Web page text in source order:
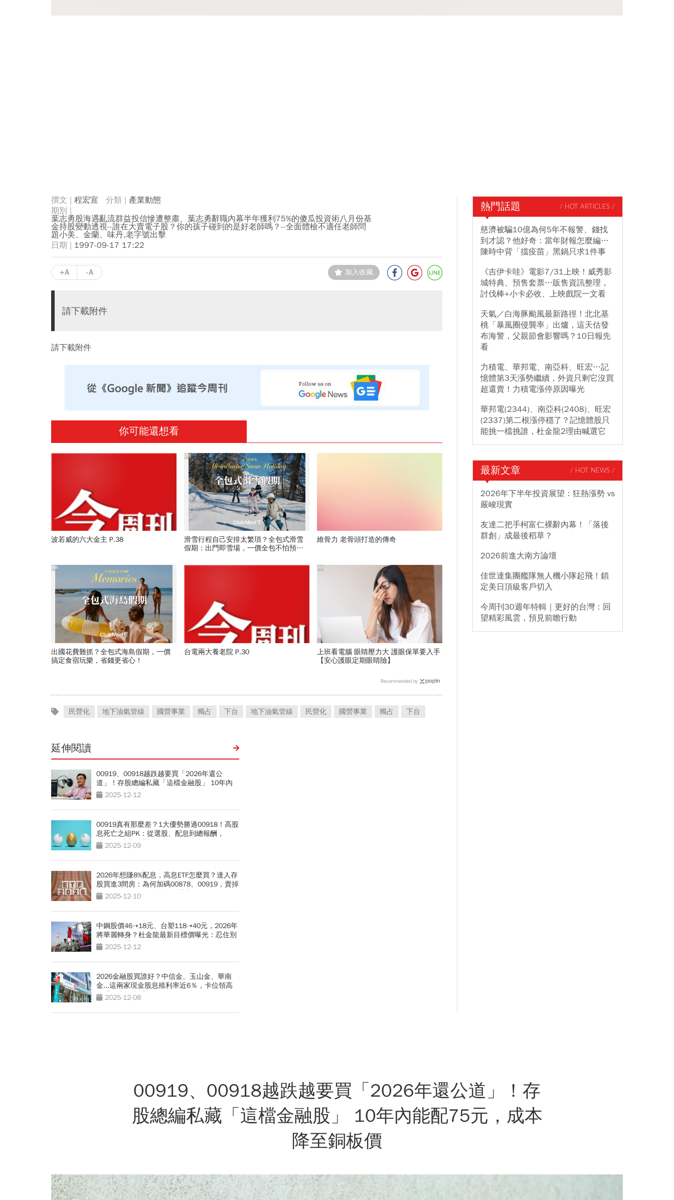
程宏宣
產業動態
葉志勇股海遇亂流群益投信慘遭整肅、葉志勇辭職內幕半年獲利75%的傻瓜投資術八月份基
金持股變動透視--誰在大賣電子股？你的孩子碰到的是好老師嗎？--全面體檢不適任老師問
題小美、金蘭、味丹,老字號出擊
1997-09-17 17:22
+A -A 加入收藏
請下載附件
請下載附件
你可能還想看
波若威的六大金主 P.38
滑雪行程自己安排太繁瑣？全包式滑雪
假期：出門即雪場，一價全包不怕預算
PR
維骨力 老骨頭打造的傳奇
出國花費難抓？全包式海島假期，一價
搞定食宿玩樂，省錢更省心！
PR
台電兩大養老院 P.30
上班看電腦 眼睛壓力大 護眼保單要入手
【安心護眼定期眼睛險】
PR
Recommended by
民營化 地下油氣管線 國營事業 獨占 下台 地下油氣管線 民營化 國營事業 獨占 下台
延伸閱讀
00919、00918越跌越要買「2026年還公
道」！存股總編私藏「這檔金融股」 10年內
能配75元，成本降至銅板價
2025-12-12
00919真有那麼差？1大優勢勝過00918！高股
息死亡之組PK：從選股、配息到總報酬，
2026存股卡位選誰好？
2025-12-09
2026年想賺8%配息，高息ETF怎麼買？達人存
股買進3間房：為何加碼00878、00919，賣掉
00940、00939...口袋名單曝光
2025-12-10
中鋼股價46➝18元、台塑118➝40元，2026年
將華麗轉身？杜金龍最新目標價曝光：忍住別
賣，坐等「歹子養老爸」
2025-12-12
2026金融股買誰好？中信金、玉山金、華南
金...這兩家現金股息殖利率近6％，卡位領高
息「一表搶先看」
2025-12-08
熱門話題 / HOT ARTICLES /
慈濟被騙10億為何5年不報警、錢找
到才認？他好奇：當年財報怎麼編…
陳時中背「擋疫苗」黑鍋只求1件事
《吉伊卡哇》電影7/31上映！威秀影
城特典、預售套票…販售資訊整理，
討伐棒+小卡必收、上映戲院一文看
天氣／白海豚颱風最新路徑！北北基
桃「暴風圈侵襲率」出爐，這天估發
布海警，父親節會影響嗎？10日報先
看
力積電、華邦電、南亞科、旺宏…記
憶體第3天漲勢繼續，外資只剩它沒買
超還賣！力積電漲停原因曝光
華邦電(2344)、南亞科(2408)、旺宏
(2337)第二根漲停穩了？記憶體股只
能挑一檔挑誰，杜金龍2理由喊選它
最新文章 / HOT NEWS /
2026年下半年投資展望：狂熱漲勢 vs
嚴峻現實
友達二把手柯富仁裸辭內幕！「落後
群創」成最後稻草？
2026前進大南方論壇
佳世達集團艦隊無人機小隊起飛！鎖
定美日頂級客戶切入
今周刊30週年特輯｜更好的台灣：回
望精彩風雲，預見前瞻行動
00919、00918越跌越要買「2026年還公道」！存
股總編私藏「這檔金融股」 10年內能配75元，成本
降至銅板價